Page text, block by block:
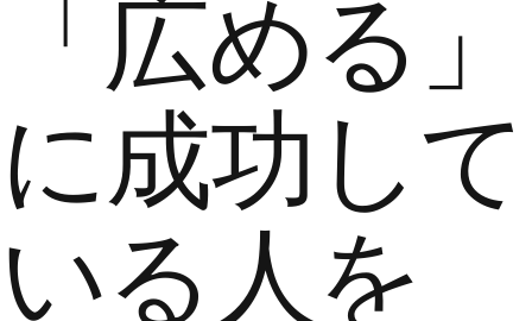
「広める」
に成功して
いる人を